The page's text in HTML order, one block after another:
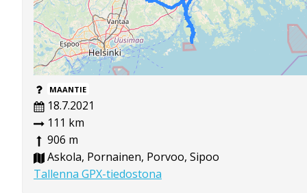
MAANTIE
18.7.2021
111 km
906 m
Askola, Pornainen, Porvoo, Sipoo
Tallenna GPX-tiedostona